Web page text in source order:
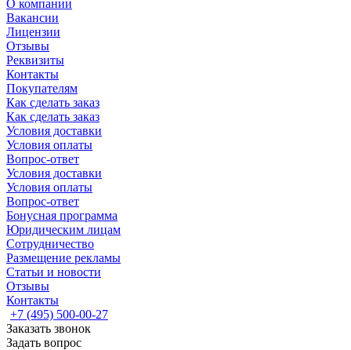
О компании
Вакансии
Лицензии
Отзывы
Реквизиты
Контакты
Покупателям
Как сделать заказ
Как сделать заказ
Условия доставки
Условия оплаты
Вопрос-ответ
Условия доставки
Условия оплаты
Вопрос-ответ
Бонусная программа
Юридическим лицам
Сотрудничество
Размещение рекламы
Статьи и новости
Отзывы
Контакты
+7 (495) 500-00-27
Заказать звонок
Задать вопрос